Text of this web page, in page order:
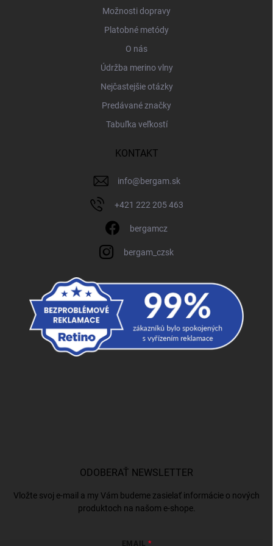
Možnosti dopravy
Platobné metódy
O nás
Údržba merino vlny
Nejčastejšie otázky
Predávané značky
Tabuľka veľkostí
KONTAKT
info@bergam.sk
+421 222 205 463
bergamcz
bergam_czsk
ODOBERAŤ NEWSLETTER
Vložte svoj e-mail a my Vám budeme zasielať informácie o nových
produktoch na našom e-shope.
EMAIL